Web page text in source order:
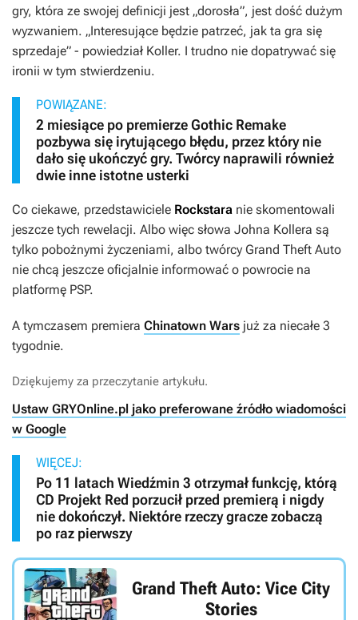
gry, która ze swojej definicji jest „dorosła”, jest dość dużym
wyzwaniem. „Interesujące będzie patrzeć, jak ta gra się
sprzedaje” - powiedział Koller. I trudno nie dopatrywać się
ironii w tym stwierdzeniu.
POWIĄZANE:
2 miesiące po premierze Gothic Remake
pozbywa się irytującego błędu, przez który nie
dało się ukończyć gry. Twórcy naprawili również
dwie inne istotne usterki
Co ciekawe, przedstawiciele Rockstara nie skomentowali
jeszcze tych rewelacji. Albo więc słowa Johna Kollera są
tylko pobożnymi życzeniami, albo twórcy Grand Theft Auto
nie chcą jeszcze oficjalnie informować o powrocie na
platformę PSP.
A tymczasem premiera Chinatown Wars już za niecałe 3
tygodnie.
Dziękujemy za przeczytanie artykułu.
Ustaw GRYOnline.pl jako preferowane źródło wiadomości
w Google
WIĘCEJ:
Po 11 latach Wiedźmin 3 otrzymał funkcję, którą
CD Projekt Red porzucił przed premierą i nigdy
nie dokończył. Niektóre rzeczy gracze zobaczą
po raz pierwszy
Grand Theft Auto: Vice City
Stories